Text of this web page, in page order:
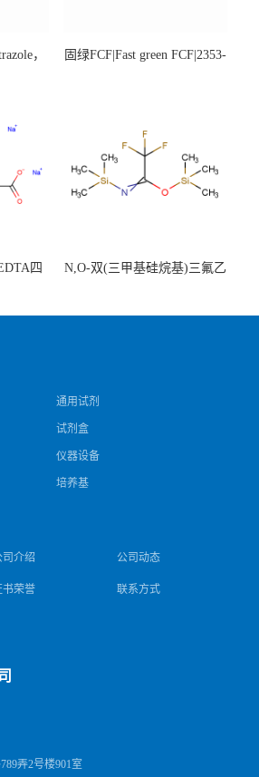
，
固绿FCF|Fast green FCF|2353-
四
N,O-双(三甲基硅烷基)三氟乙
通用试剂
试剂盒
仪器设备
培养基
司介绍 公司动态
书荣誉 联系方式
弄2号楼901室